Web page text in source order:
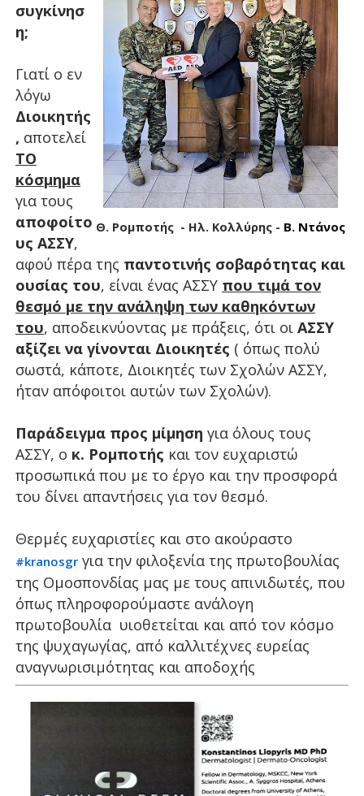
Θ. Ρομποτής - Ηλ. Κολλύρης - Β. Ντάνος
συγκίνησ
η;
Γιατί ο εν
λόγω
Διοικητής
, αποτελεί
ΤΟ
κόσμημα
για τους
αποφοίτο
υς ΑΣΣΥ,
αφού πέρα της παντοτινής σοβαρότητας και
ουσίας του, είναι ένας ΑΣΣΥ που τιμά τον
θεσμό με την ανάληψη των καθηκόντων
του, αποδεικνύοντας με πράξεις, ότι οι ΑΣΣΥ
αξίζει να γίνονται Διοικητές ( όπως πολύ
σωστά, κάποτε, Διοικητές των Σχολών ΑΣΣΥ,
ήταν απόφοιτοι αυτών των Σχολών).
Παράδειγμα προς μίμηση για όλους τους
ΑΣΣΥ, ο κ. Ρομποτής και τον ευχαριστώ
προσωπικά που με το έργο και την προσφορά
του δίνει απαντήσεις για τον θεσμό.
Θερμές ευχαριστίες και στο ακούραστο
#kranosgrγια την φιλοξενία της πρωτοβουλίας
της Ομοσπονδίας μας με τους απινιδωτές, που
όπως πληροφορούμαστε ανάλογη
πρωτοβουλία υιοθετείται και από τον κόσμο
της ψυχαγωγίας, από καλλιτέχνες ευρείας
αναγνωρισιμότητας και αποδοχής